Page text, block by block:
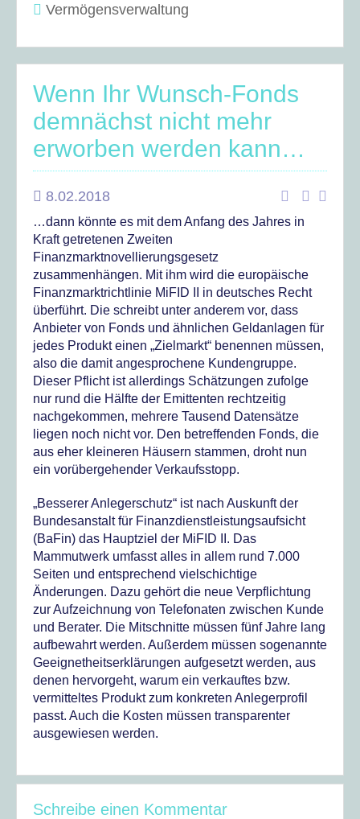
Vermögensverwaltung
Wenn Ihr Wunsch-Fonds
demnächst nicht mehr
erworben werden kann…
8.02.2018
…dann könnte es mit dem Anfang des Jahres in
Kraft getretenen Zweiten
Finanzmarktnovellierungsgesetz
zusammenhängen. Mit ihm wird die europäische
Finanzmarktrichtlinie MiFID II in deutsches Recht
überführt. Die schreibt unter anderem vor, dass
Anbieter von Fonds und ähnlichen Geldanlagen für
jedes Produkt einen „Zielmarkt“ benennen müssen,
also die damit angesprochene Kundengruppe.
Dieser Pflicht ist allerdings Schätzungen zufolge
nur rund die Hälfte der Emittenten rechtzeitig
nachgekommen, mehrere Tausend Datensätze
liegen noch nicht vor. Den betreffenden Fonds, die
aus eher kleineren Häusern stammen, droht nun
ein vorübergehender Verkaufsstopp.
„Besserer Anlegerschutz“ ist nach Auskunft der
Bundesanstalt für Finanzdienstleistungsaufsicht
(BaFin) das Hauptziel der MiFID II. Das
Mammutwerk umfasst alles in allem rund 7.000
Seiten und entsprechend vielschichtige
Änderungen. Dazu gehört die neue Verpflichtung
zur Aufzeichnung von Telefonaten zwischen Kunde
und Berater. Die Mitschnitte müssen fünf Jahre lang
aufbewahrt werden. Außerdem müssen sogenannte
Geeignetheitserklärungen aufgesetzt werden, aus
denen hervorgeht, warum ein verkauftes bzw.
vermitteltes Produkt zum konkreten Anlegerprofil
passt. Auch die Kosten müssen transparenter
ausgewiesen werden.
Schreibe einen Kommentar